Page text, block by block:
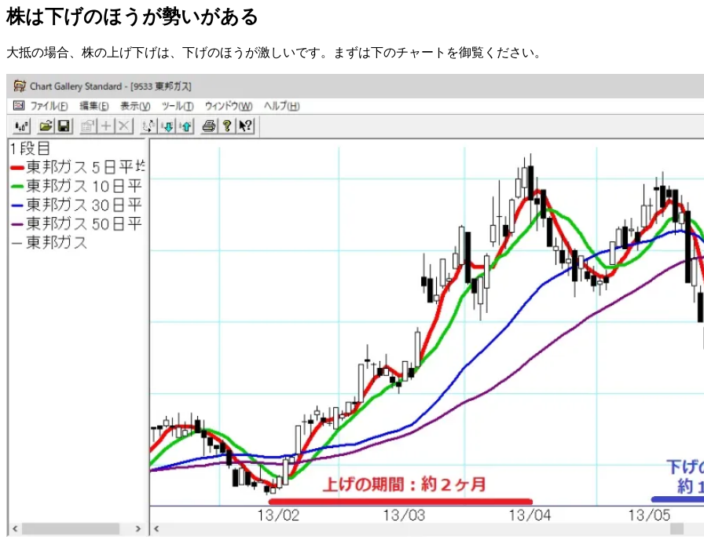
株は下げのほうが勢いがある
大抵の場合、株の上げ下げは、下げのほうが激しいです。まずは下のチャートを御覧ください。